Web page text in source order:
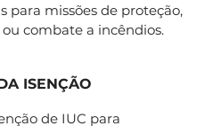
para missões de proteção,
combate a incêndios.
ISENÇÃO
de IUC para